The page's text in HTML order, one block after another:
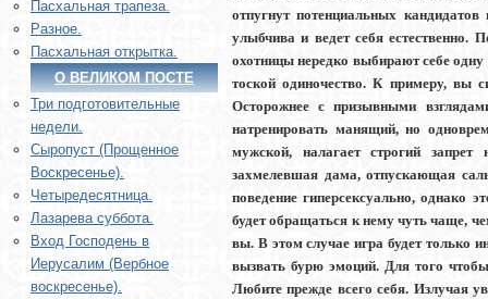
Пасхальная трапеза.
Разное.
Пасхальная открытка.
О ВЕЛИКОМ ПОСТЕ
Три подготовительные
недели.
Сыропуст (Прощенное
Воскресенье).
Четыредесятница.
Лазарева суббота.
Вход Господень в
Иерусалим (Вербное
воскресенье).
отпугнут потенциальных
улыбчива и ведет себя
охотницы нередко выбирают себе
тоской одиночество. К примеру, вы
Осторожнее с призывными
натренировать манящий, но
мужской, налагает строгий
захмелевшая дама, отпускающая
поведение гиперсексуально, однако
будет обращаться к нему чуть чаще,
вы. В этом случае игра будет только
вызвать бурю эмоций. Для того чтобы
Любите прежде всего себя. Излучая